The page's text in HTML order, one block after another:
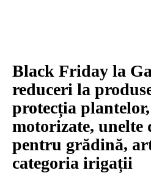
Black Friday la
reduceri la
protecția
motorizate, unelte
pentru grădină,
categoria irigații